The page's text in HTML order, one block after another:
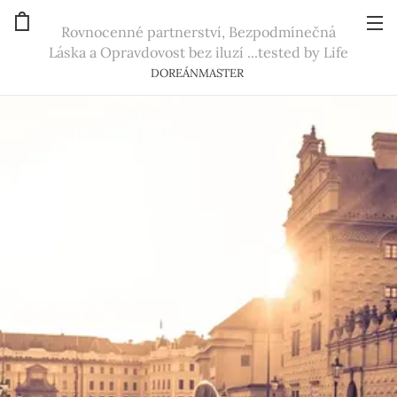
Rovnocenné partnerství, Bezpodmínečná
Láska a Opravdovost bez iluzí ...tested by Life
DOREÁNMASTER